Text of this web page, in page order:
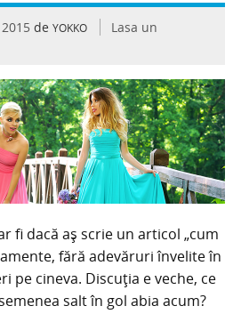
de YOKKO
Lasa un
fi dacă aș scrie un articol „cum
fără adevăruri învelite în
pe cineva. Discuția e veche, ce
salt în gol abia acum?